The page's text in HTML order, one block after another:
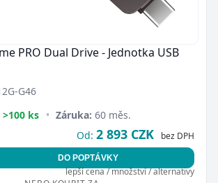
PRO Dual Drive - Jednotka USB
G46
ks • Záruka: 60 měs.
Od: 2 893 CZK bez DPH
DO POPTÁVKY
lepší cena / množství / alternativy